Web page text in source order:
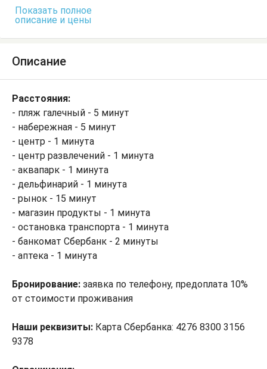
Показать полное
описание и цены
Описание
Расстояния:
- пляж галечный - 5 минут
- набережная - 5 минут
- центр - 1 минута
- центр развлечений - 1 минута
- аквапарк - 1 минута
- дельфинарий - 1 минута
- рынок - 15 минут
- магазин продукты - 1 минута
- остановка транспорта - 1 минута
- банкомат Сбербанк - 2 минуты
- аптека - 1 минута
Бронирование: заявка по телефону, предоплата 10%
от стоимости проживания
Наши реквизиты: Карта Сбербанка: 4276 8300 3156
9378